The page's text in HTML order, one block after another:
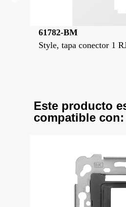
61782-BM
Style, tapa conector 1
Este producto
compatible con: